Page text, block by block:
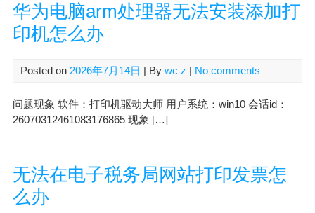
华为电脑arm处理器无法安装添加打
印机怎么办
Posted on 2026年7月14日 | By wc z No comments
问题现象 软件：打印机驱动大师 用户系统：win10 会话id：
26070312461083176865 现象 […]
无法在电子税务局网站打印发票怎
么办